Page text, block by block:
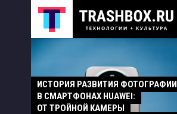
ИСТОРИЯ РАЗВИТИЯ ФОТОГРАФИИ
В СМАРТФОНАХ HUAWEI:
ОТ ТРОЙНОЙ КАМЕРЫ